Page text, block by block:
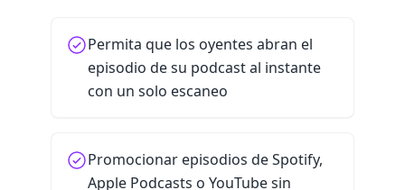
Permita que los oyentes abran el
episodio de su podcast al instante
con un solo escaneo
Promocionar episodios de Spotify,
Apple Podcasts o YouTube sin